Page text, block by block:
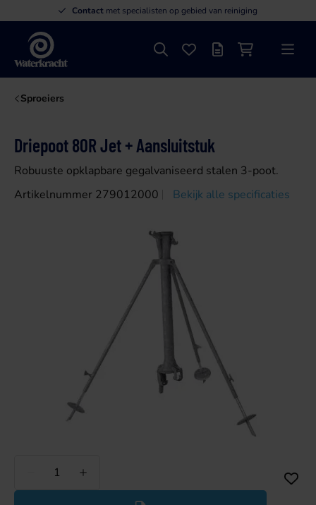
Contact met specialisten op gebied van reiniging
Waterkracht
ZoekenFavorieten
OffertelijstWinkelwagen
Menu
Sproeiers
Driepoot 80R Jet + Aansluitstuk
Robuuste opklapbare gegalvaniseerd stalen 3-poot.
Artikelnummer 279012000
Bekijk alle specificaties